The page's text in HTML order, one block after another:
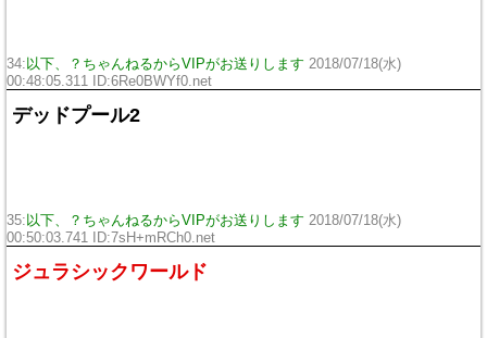
34: 以下、？ちゃんねるからVIPがお送りします 2018/07/18(水)
00:48:05.311 ID:6Re0BWYf0.net
デッドプール2
35: 以下、？ちゃんねるからVIPがお送りします 2018/07/18(水)
00:50:03.741 ID: 7sH+mRCh0.net
ジュラシックワールド